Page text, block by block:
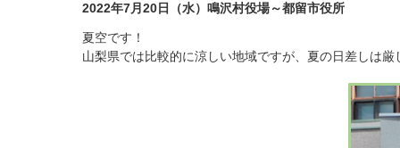
2022年7月20日（水）鳴沢村役場～都留市役所
夏空です！
山梨県では比較的に涼しい地域ですが、夏の日差しは